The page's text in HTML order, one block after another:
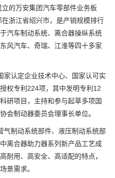
的万安集团汽车零部件业务板
浙江省绍兴市，是产销规模排行
汽车制动系统、离合器操纵系统
风汽车、奇瑞、江淮等四十多家
认定企业技术中心、国家认可实
权专利224项，其中发明专利12
研项目，主持和参与起草多项国
会制动器委员会理事长单位。
制动系统部件、液压制动系统部
离合器助力器系列新产品工艺成
耐用、高安全、高适配的特点，
景需求。